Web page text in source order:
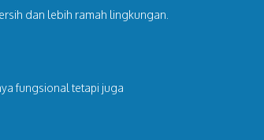
dan lebih ramah lingkungan.
fungsional tetapi juga